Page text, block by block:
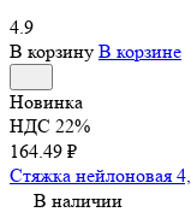
4.9
В корзину В корзине
Новинка
НДС 22%
164.49 ₽
Стяжка нейлоновая
В наличии